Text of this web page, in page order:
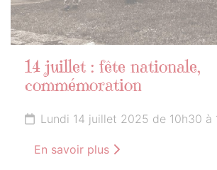
14 juillet : fête nationale,
commémoration
Lundi 14 juillet 2025 de 10h30 à
En savoir plus